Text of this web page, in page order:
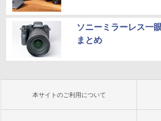
ソニーミラーレス一
まとめ
本サイトのご利用について